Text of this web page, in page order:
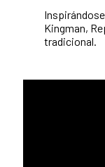
Kingman,
tradicional.